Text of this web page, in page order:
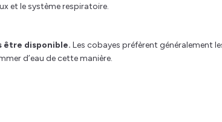
et le système respiratoire.
être disponible. Les cobayes préfèrent généralement
d’eau de cette manière.